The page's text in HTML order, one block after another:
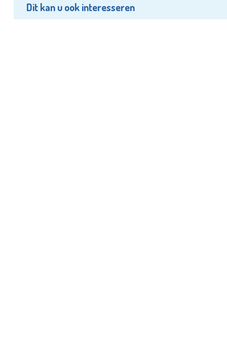
Dit kan u ook interesseren